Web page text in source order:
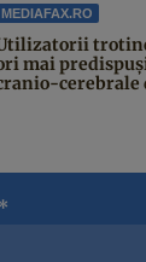
MEDIAFAX.RO
mai
cerebrale